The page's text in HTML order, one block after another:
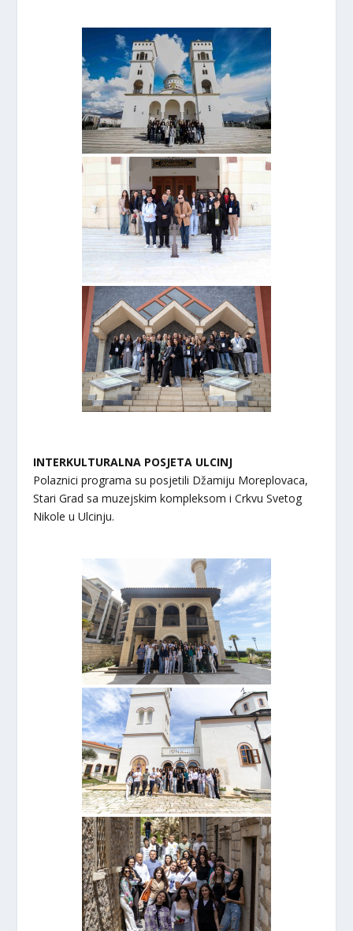
INTERKULTURALNA POSJETA ULCINJ
Polaznici programa su posjetili Džamiju Moreplovaca,
Stari Grad sa muzejskim kompleksom i Crkvu Svetog
Nikole u Ulcinju.